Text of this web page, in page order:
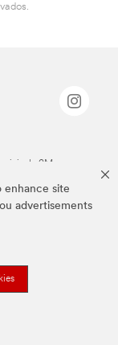
enhance site
advertisements
da 3M.